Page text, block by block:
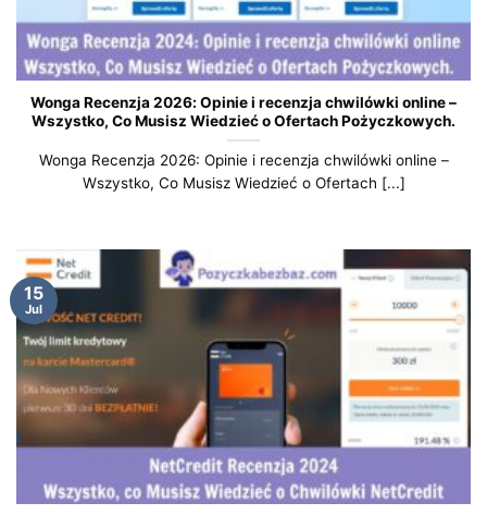
Wonga Recenzja 2026: Opinie i recenzja chwilówki online –
Wszystko, Co Musisz Wiedzieć o Ofertach Pożyczkowych.
Wonga Recenzja 2026: Opinie i recenzja chwilówki online –
Wszystko, Co Musisz Wiedzieć o Ofertach [...]
15
Jul